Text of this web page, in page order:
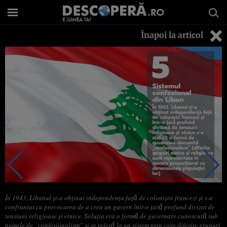
Înapoi la articol
În 1943, Libanul și-a obținut independența față de coloniștii francezi și s-a
confruntat cu provocarea de a crea un guvern într-o țară profund divizat de
tensiuni religioase și etnice. Soluția era o formă de guvernare cunoscută sub
numele de „confesionalism” și se referă la un sistem prin care diferite grupuri